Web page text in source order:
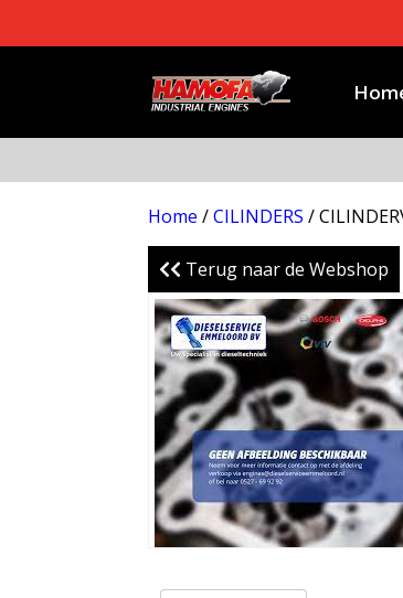
Home /CILINDERS /
Terug naar de Webshop